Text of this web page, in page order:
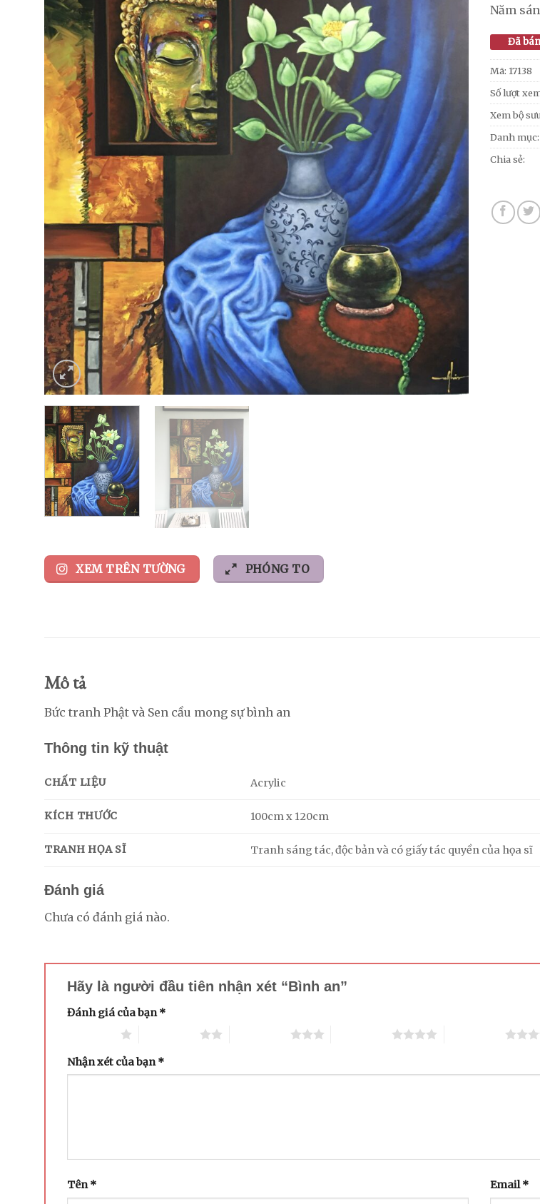
XEM TRÊN TƯỜNG PHÓNG TO
Năm
Đã bán
Mã: 17138
Số lượt
Xem bộ
Danh mục:
Chia sẻ:
Mô tả
Bức tranh Phật và Sen cầu mong sự bình an
Thông tin kỹ thuật
CHẤT LIỆU Acrylic
KÍCH THƯỚC 100cm x 120cm
TRANH HỌA SĨ Tranh sáng tác, độc bản và có giấy tác quyền của họa sĩ
Đánh giá
Chưa có đánh giá nào.
Hãy là người đầu tiên nhận xét “Bình an”
Đánh giá của bạn*
Nhận xét của bạn*
Tên* Email*